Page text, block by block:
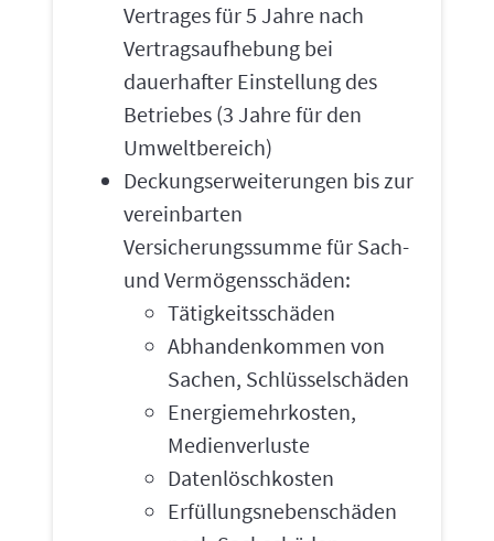
Vertrages für 5 Jahre nach
Vertragsaufhebung bei
dauerhafter Einstellung des
Betriebes (3 Jahre für den
Umweltbereich)
Deckungserweiterungen bis zur
vereinbarten
Versicherungssumme für Sach-
und Vermögensschäden:
Tätigkeitsschäden
Abhandenkommen von
Sachen, Schlüsselschäden
Energiemehrkosten,
Medienverluste
Datenlöschkosten
Erfüllungsnebenschäden